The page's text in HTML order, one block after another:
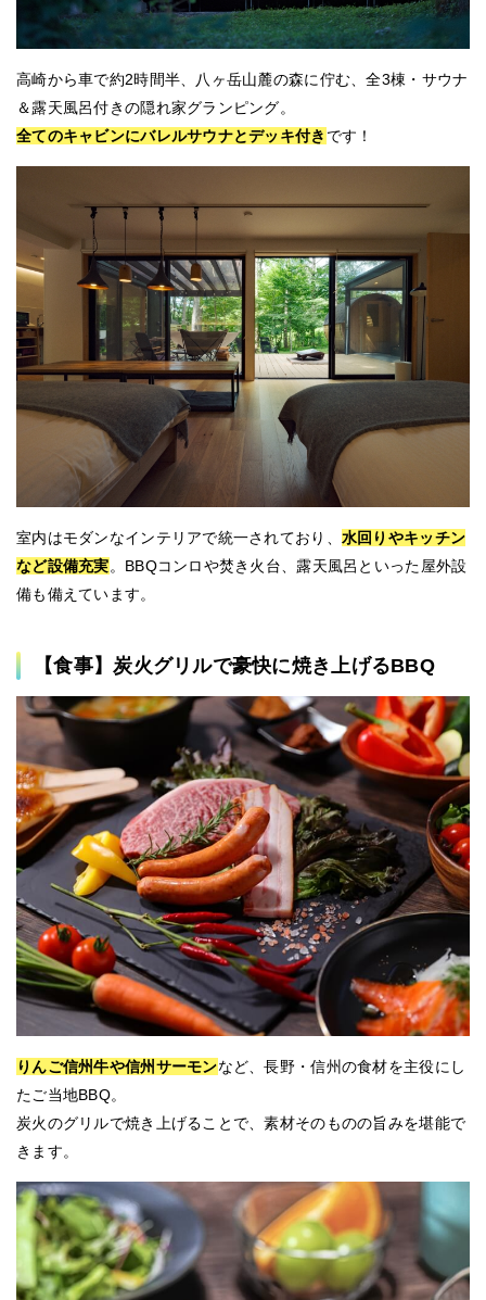
高崎から車で約2時間半、八ヶ岳山麓の森に佇む、全3棟・サウナ
＆露天風呂付きの隠れ家グランピング。
全てのキャビンにバレルサウナとデッキ付き です！
室内はモダンなインテリアで統一されており、 水回りやキッチン
など設備充実。BBQコンロや焚き火台、露天風呂といった屋外設
備も備えています。
【食事】炭火グリルで豪快に焼き上げるBBQ
りんご信州牛や信州サーモンなど、長野・信州の食材を主役にし
たご当地BBQ。
炭火のグリルで焼き上げることで、素材そのものの旨みを堪能で
きます。